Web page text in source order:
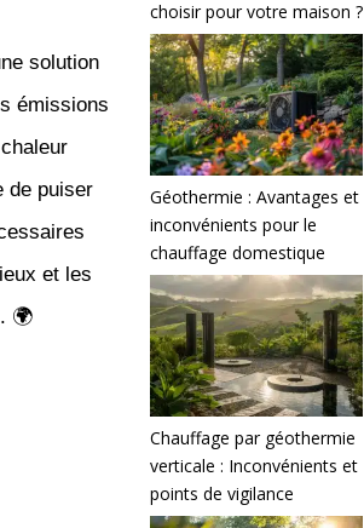
solution
émissions
de puiser
et les
🌍
choisir pour votre maison ?
Géothermie : Avantages et
inconvénients pour le
chauffage domestique
Chauffage par géothermie
verticale : Inconvénients et
points de vigilance